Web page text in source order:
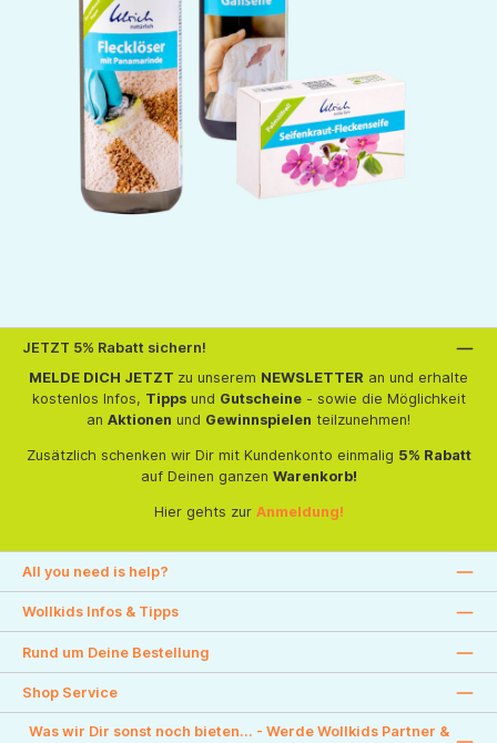
JETZT 5% Rabatt sichern!
MELDE DICH JETZT zu unserem NEWSLETTER an und erhalte
kostenlos Infos, Tippsund Gutscheine- sowie die Möglichkeit
an Aktionen und Gewinnspielen teilzunehmen!
Zusätzlich schenken wir Dir mit Kundenkonto einmalig 5% Rabatt
auf Deinen ganzen Warenkorb!
Hier gehts zur Anmeldung!
All you need is help?
Wollkids Infos & Tipps
Rund um Deine Bestellung
Shop Service
Was wir Dir sonst noch bieten... - Werde Wollkids Partner &